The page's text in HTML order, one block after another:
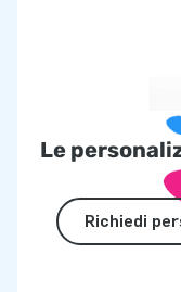
Le
Richiedi